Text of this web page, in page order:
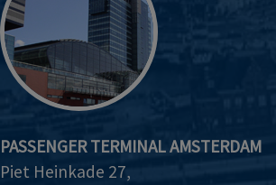
PASSENGER TERMINAL AMSTERDAM
Piet Heinkade 27,